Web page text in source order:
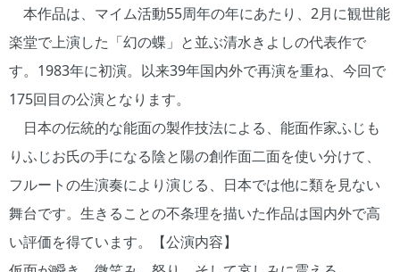
本作品は、マイム活動55周年の年にあたり、2月に観世能
楽堂で上演した「幻の蝶」と並ぶ清水きよしの代表作で
す。1983年に初演。以来39年国内外で再演を重ね、今回で
175回目の公演となります。
日本の伝統的な能面の製作技法による、能面作家ふじも
りふじお氏の手になる陰と陽の創作面二面を使い分けて、
フルートの生演奏により演じる、日本では他に類を見ない
舞台です。生きることの不条理を描いた作品は国内外で高
い評価を得ています。【公演内容】